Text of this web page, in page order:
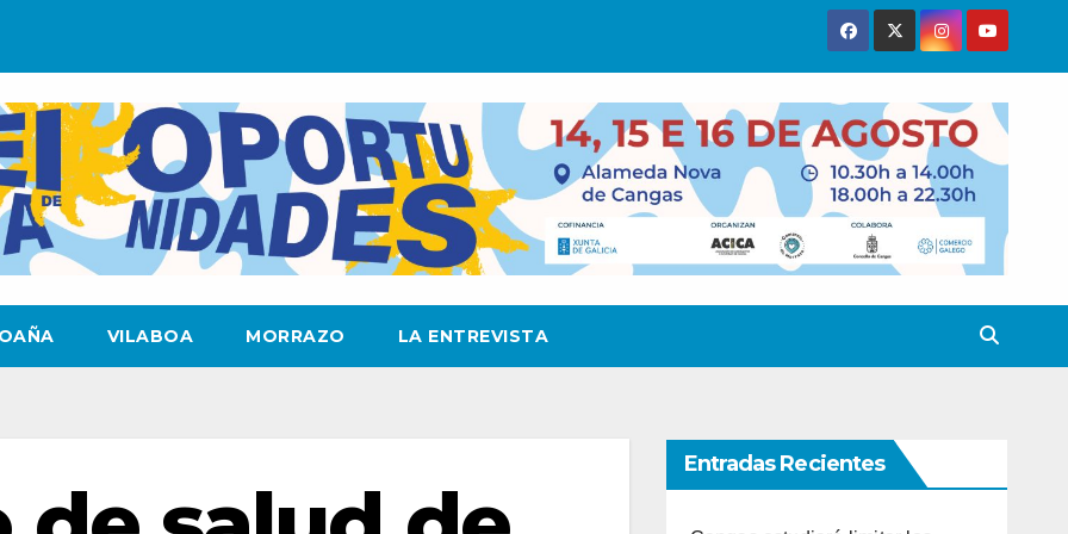
VILABOA MORRAZO LA ENTREVISTA
Entradas Recientes